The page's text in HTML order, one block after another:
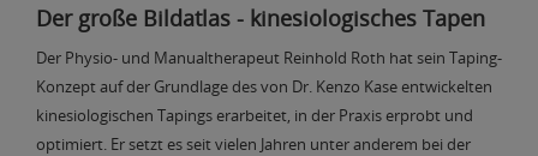
Der große Bildatlas - kinesiologisches Tapen
Der Physio- und Manualtherapeut Reinhold Roth hat sein Taping-
Konzept auf der Grundlage des von Dr. Kenzo Kase entwickelten
kinesiologischen Tapings erarbeitet, in der Praxis erprobt und
optimiert. Er setzt es seit vielen Jahren unter anderem bei der